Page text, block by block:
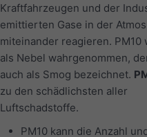
Kraftfahrzeugen und der
emittierten Gase in der
miteinander reagieren. PM10
als Nebel wahrgenommen,
auch als Smog bezeichnet.
zu den schädlichsten aller
Luftschadstoffe.
PM10 kann die Anzahl